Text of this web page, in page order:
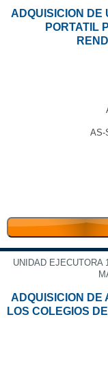
ADQUISICION DE
PORTATIL
AS-
UNIDAD EJECUTORA
ADQUISICION DE
LOS COLEGIOS